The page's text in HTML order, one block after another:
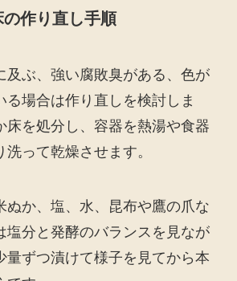
作り直し手順
及ぶ、強い腐敗臭がある、色が
る場合は作り直しを検討しま
床を処分し、容器を熱湯や食器
って乾燥させます。
ぬか、塩、水、昆布や鷹の爪な
塩分と発酵のバランスを見なが
量ずつ漬けて様子を見てから本